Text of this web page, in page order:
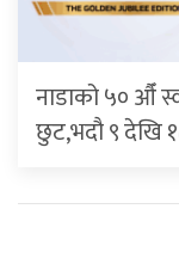
नाडाको ५० औँ
छुट,भदौ ९ देखि